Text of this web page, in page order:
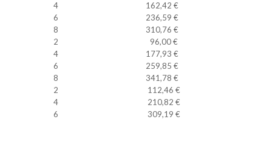
4
162,42 €
6
236,59 €
8
310,76 €
2
96,00 €
4
177,93 €
6
259,85 €
8
341,78 €
2
112,46 €
4
210,82 €
6 309,19 €